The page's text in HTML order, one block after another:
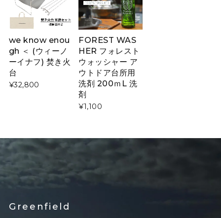
we know enou
gh ＜ (ウィーノ
ーイナフ) 焚き火
台
¥32,800
FOREST WAS
HER フォレスト
ウォッシャー ア
ウトドア台所用
洗剤 200ｍL 洗
剤
¥1,100
Greenfield